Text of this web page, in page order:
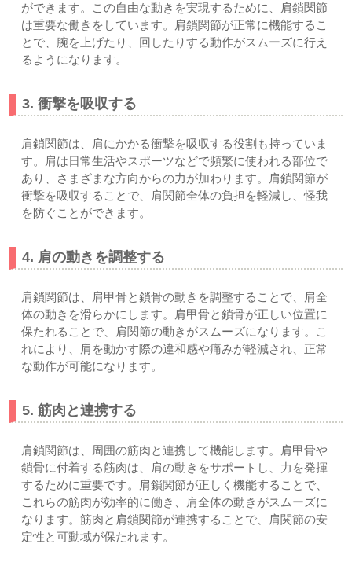
ができます。この自由な動きを実現するために、肩鎖関節
は重要な働きをしています。肩鎖関節が正常に機能するこ
とで、腕を上げたり、回したりする動作がスムーズに行え
るようになります。
3. 衝撃を吸収する
肩鎖関節は、肩にかかる衝撃を吸収する役割も持っていま
す。肩は日常生活やスポーツなどで頻繁に使われる部位で
あり、さまざまな方向からの力が加わります。肩鎖関節が
衝撃を吸収することで、肩関節全体の負担を軽減し、怪我
を防ぐことができます。
4. 肩の動きを調整する
肩鎖関節は、肩甲骨と鎖骨の動きを調整することで、肩全
体の動きを滑らかにします。肩甲骨と鎖骨が正しい位置に
保たれることで、肩関節の動きがスムーズになります。こ
れにより、肩を動かす際の違和感や痛みが軽減され、正常
な動作が可能になります。
5. 筋肉と連携する
肩鎖関節は、周囲の筋肉と連携して機能します。肩甲骨や
鎖骨に付着する筋肉は、肩の動きをサポートし、力を発揮
するために重要です。肩鎖関節が正しく機能することで、
これらの筋肉が効率的に働き、肩全体の動きがスムーズに
なります。筋肉と肩鎖関節が連携することで、肩関節の安
定性と可動域が保たれます。